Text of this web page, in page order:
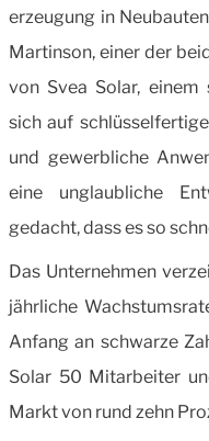
erzeugung in
Martinson, einer der
von Svea Solar, einem
sich auf
und gewerbliche
eine unglaubliche
gedacht, dass es so
Das Unternehmen
jährliche
Anfang an schwarze
Solar 50 Mitarbeiter
Markt von rund zehn